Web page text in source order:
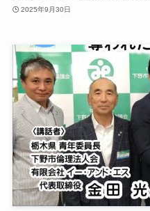
2025年9月30日